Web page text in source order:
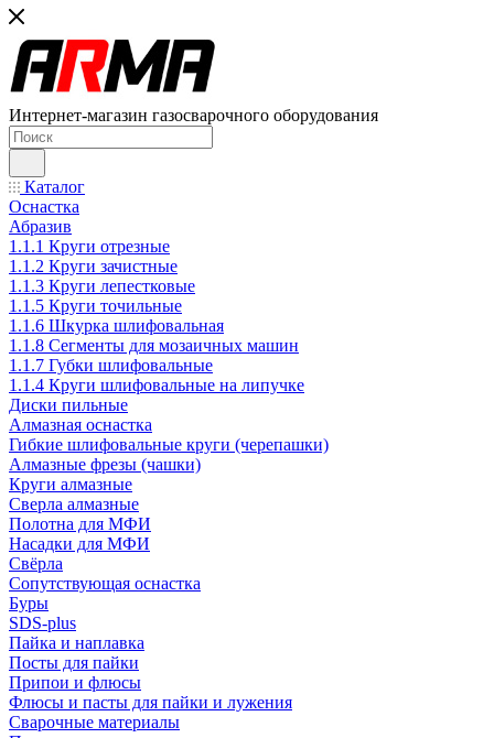
Интернет-магазин газосварочного оборудования
Каталог
Оснастка
Абразив
1.1.1 Круги отрезные
1.1.2 Круги зачистные
1.1.3 Круги лепестковые
1.1.5 Круги точильные
1.1.6 Шкурка шлифовальная
1.1.8 Сегменты для мозаичных машин
1.1.7 Губки шлифовальные
1.1.4 Круги шлифовальные на липучке
Диски пильные
Алмазная оснастка
Гибкие шлифовальные круги (черепашки)
Алмазные фрезы (чашки)
Круги алмазные
Сверла алмазные
Полотна для МФИ
Насадки для МФИ
Свёрла
Сопутствующая оснастка
Буры
SDS-plus
Пайка и наплавка
Посты для пайки
Припои и флюсы
Флюсы и пасты для пайки и лужения
Сварочные материалы